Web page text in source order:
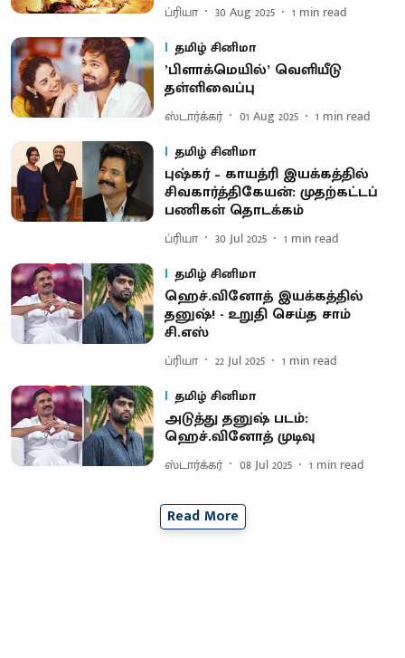
ப்ரியா 30 Aug 2025 1 min read
தமிழ் சினிமா
’பிளாக்மெயில்’ வெளியீடு
தள்ளிவைப்பு
ஸ்டார்க்கர் 01 Aug 2025 1 min read
தமிழ் சினிமா
புஷ்கர் – காயத்ரி இயக்கத்தில்
சிவகார்த்திகேயன்: முதற்கட்டப்
பணிகள் தொடக்கம்
ப்ரியா 30 Jul 2025 1 min read
தமிழ் சினிமா
ஹெச்.வினோத் இயக்கத்தில்
தனுஷ்! - உறுதி செய்த சாம்
சி.எஸ்
ப்ரியா 22 Jul 2025 1 min read
தமிழ் சினிமா
அடுத்து தனுஷ் படம்:
ஹெச்.வினோத் முடிவு
ஸ்டார்க்கர் 08 Jul 2025 1 min read
Read More